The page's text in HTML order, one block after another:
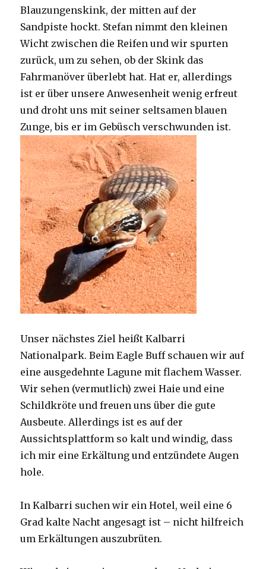
Blauzungenskink, der mitten auf der
Sandpiste hockt. Stefan nimmt den kleinen
Wicht zwischen die Reifen und wir spurten
zurück, um zu sehen, ob der Skink das
Fahrmanöver überlebt hat. Hat er, allerdings
ist er über unsere Anwesenheit wenig erfreut
und droht uns mit seiner seltsamen blauen
Zunge, bis er im Gebüsch verschwunden ist.
Unser nächstes Ziel heißt Kalbarri
Nationalpark. Beim Eagle Buff schauen wir auf
eine ausgedehnte Lagune mit flachem Wasser.
Wir sehen (vermutlich) zwei Haie und eine
Schildkröte und freuen uns über die gute
Ausbeute. Allerdings ist es auf der
Aussichtsplattform so kalt und windig, dass
ich mir eine Erkältung und entzündete Augen
hole.
In Kalbarri suchen wir ein Hotel, weil eine 6
Grad kalte Nacht angesagt ist – nicht hilfreich
um Erkältungen auszubrüten.